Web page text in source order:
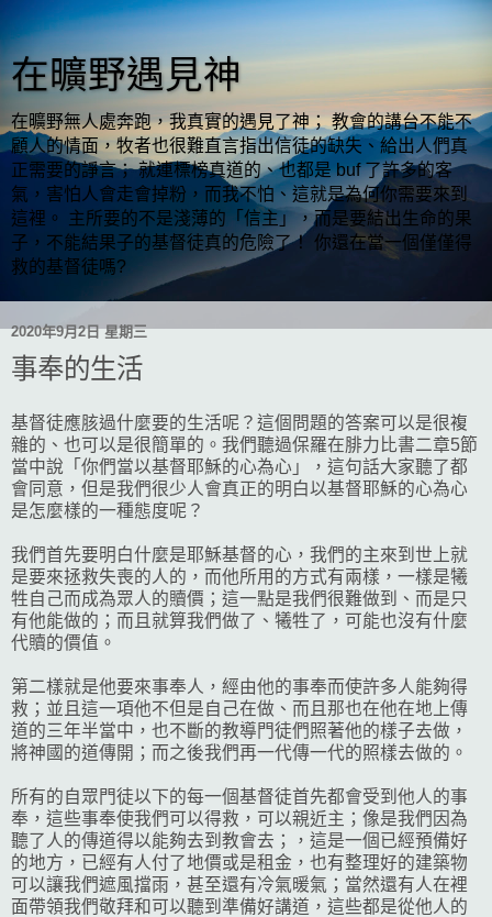
在曠野遇見神
在曠野無人處奔跑，我真實的遇見了神； 教會的講台不能不
顧人的情面，牧者也很難直言指出信徒的缺失、給出人們真
正需要的諍言； 就連標榜真道的、也都是 buf 了許多的客
氣，害怕人會走會掉粉，而我不怕、這就是為何你需要來到
這裡。 主所要的不是淺薄的「信主」，而是要結出生命的果
子，不能結果子的基督徒真的危險了！ 你還在當一個僅僅得
救的基督徒嗎?
2020年9月2日 星期三
事奉的生活
基督徒應胲過什麼要的生活呢？這個問題的答案可以是很複
雜的、也可以是很簡單的。我們聽過保羅在腓力比書二章5節
當中說「你們當以基督耶穌的心為心」，這句話大家聽了都
會同意，但是我們很少人會真正的明白以基督耶穌的心為心
是怎麼樣的一種態度呢？
我們首先要明白什麼是耶穌基督的心，我們的主來到世上就
是要來拯救失喪的人的，而他所用的方式有兩樣，一樣是犧
牲自己而成為眾人的贖價；這一點是我們很難做到、而是只
有他能做的；而且就算我們做了、犧牲了，可能也沒有什麼
代贖的價值。
第二樣就是他要來事奉人，經由他的事奉而使許多人能夠得
救；並且這一項他不但是自己在做、而且那也在他在地上傳
道的三年半當中，也不斷的教導門徒們照著他的樣子去做，
將神國的道傳開；而之後我們再一代傳一代的照樣去做的。
所有的自眾門徒以下的每一個基督徒首先都會受到他人的事
奉，這些事奉使我們可以得救，可以親近主；像是我們因為
聽了人的傳道得以能夠去到教會去；，這是一個已經預備好
的地方，已經有人付了地價或是租金，也有整理好的建築物
可以讓我們遮風擋雨，甚至還有冷氣暖氣；當然還有人在裡
面帶領我們敬拜和可以聽到準備好講道，這些都是從他人的